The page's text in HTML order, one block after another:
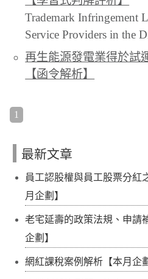
Trademark Infringement
Service Providers in the
再生能源發電業得於試
【函令解析】
1
最新文章
員工認股權與員工股票分紅
月企劃】
老宅延壽的政策法規、申請
企劃】
網紅課稅案例解析【本月企